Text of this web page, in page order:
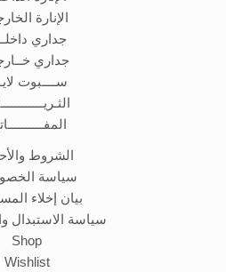
الإنارة
جداري
جداري
ســــبوت
الشروط
سياسة
بيان إخلاء
سياسة الاستبدال
Shop
Wishlist